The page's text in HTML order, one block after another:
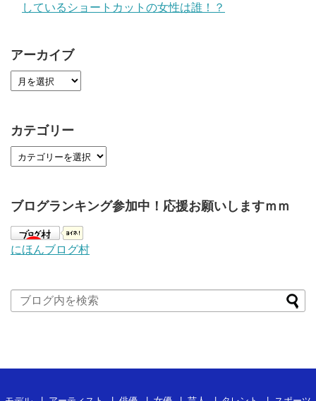
しているショートカットの女性は誰！？
アーカイブ
カテゴリー
ブログランキング参加中！応援お願いしますｍｍ
にほんブログ村